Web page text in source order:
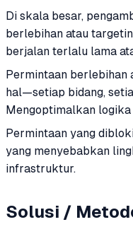
Di skala besar,
berlebihan atau
berjalan terlalu lama
Permintaan berlebihan
hal—setiap bidang,
Mengoptimalkan
Permintaan yang
yang menyebabkan
infrastruktur.
Solusi /